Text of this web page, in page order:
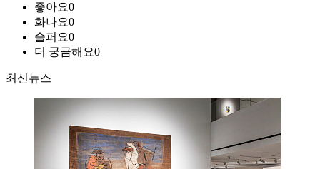
좋아요0
화나요0
슬퍼요0
더 궁금해요0
최신뉴스